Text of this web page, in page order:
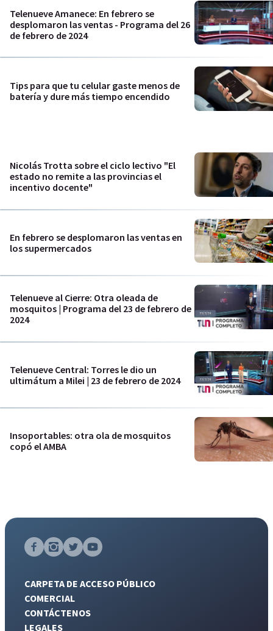
Telenueve Amanece: En febrero se
desplomaron las ventas - Programa del 26
de febrero de 2024
Tips para que tu celular gaste menos de
batería y dure más tiempo encendido
Nicolás Trotta sobre el ciclo lectivo "El
estado no remite a las provincias el
incentivo docente"
En febrero se desplomaron las ventas en
los supermercados
Telenueve al Cierre: Otra oleada de
mosquitos | Programa del 23 de febrero de
2024
Telenueve Central: Torres le dio un
ultimátum a Milei | 23 de febrero de 2024
Insoportables: otra ola de mosquitos
copó el AMBA
CARPETA DE ACCESO PÚBLICO
COMERCIAL
CONTÁCTENOS
LEGALES